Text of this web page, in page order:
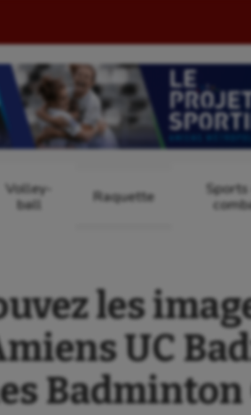
Volley-
ball
Raquette
les
UC